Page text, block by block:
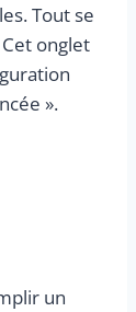
Tout se
onglet
».
un